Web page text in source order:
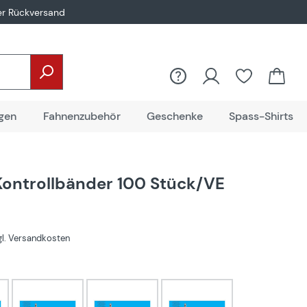
Rückversand
Fahnenzubehör Geschenke Spass-Shirts
100 Stück/VE
Versandkosten